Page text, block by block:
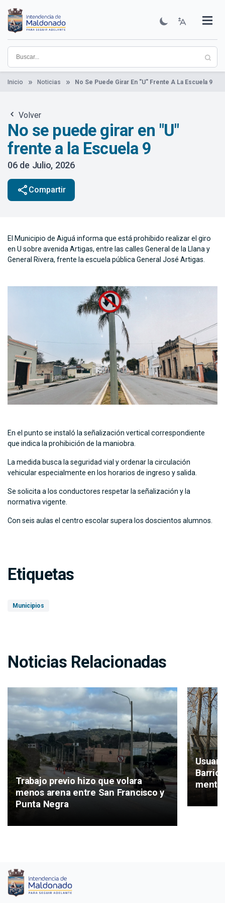
contenido
principal
Institucional
Municipios
Descubre Maldonado
Comunicación
Servicios
Guía De Trámites
Ver Noticias
Inicio Noticias No Se Puede Girar En "U" Frente A La Escuela 9
Volver
No se puede girar en "U"
frente a la Escuela 9
06 de Julio, 2026
share Compartir
El Municipio de Aiguá informa que está prohibido realizar el giro
en U sobre avenida Artigas, entre las calles General de la Llana y
General Rivera, frente la escuela pública General José Artigas.
En el punto se instaló la señalización vertical correspondiente
que indica la prohibición de la maniobra.
La medida busca la seguridad vial y ordenar la circulación
vehicular especialmente en los horarios de ingreso y salida.
Se solicita a los conductores respetar la señalización y la
normativa vigente.
Con seis aulas el centro escolar supera los doscientos alumnos.
Etiquetas
Municipios
Noticias Relacionadas
Trabajo previo hizo que volara
menos arena entre San Francisco y
Punta Negra